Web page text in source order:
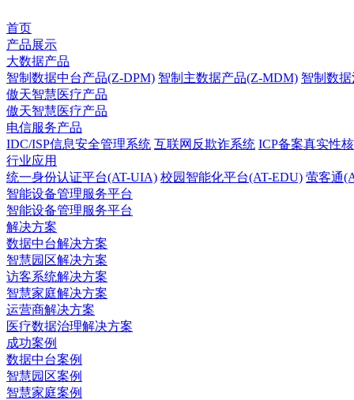
首页
产品展示
大数据产品
智制数据中台产品(Z-DPM) 智制主数据产品(Z-MDM) 智制数
傲天智慧医疗产品
傲天智慧医疗产品
电信服务产品
IDC/ISP信息安全管理系统 互联网反欺诈系统 ICP备案真实性
行业应用
统一身份认证平台(AT-UIA) 校园智能化平台(AT-EDU) 萤客通
智能设备管理服务平台
智能设备管理服务平台
解决方案
数据中台解决方案
智慧园区解决方案
访客系统解决方案
智慧家庭解决方案
运营商解决方案
医疗数据治理解决方案
成功案例
数据中台案例
智慧园区案例
智慧家庭案例